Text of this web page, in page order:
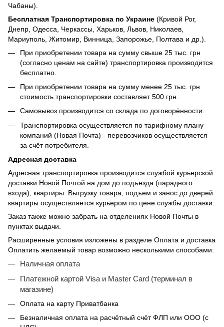
Чабаны).
Бесплатная Транспортировка по Украине (Кривой Рог,
Днепр, Одесса, Черкассы, Харьков, Львов, Николаев,
Мариуполь, Житомир, Винница, Запорожье, Полтава и др.).
При приобретении товара на сумму свыше 25 тыс. грн
(согласно ценам на сайте) транспортировка производится
бесплатно.
При приобретении товара на сумму менее 25 тыс. грн
стоимость транспортировки составляет 500 грн.
Самовывоз производится со склада по договорённости.
Транспортировка осуществляется по тарифному плану
компаний (Новая Почта) - перевозчиков осуществляется
за счёт потребителя.
Адресная доставка
Адресная транспортировка производится службой курьерской
доставки Новой Почтой на дом до подъезда (парадного
входа), квартиры. Выгрузку товара, подъем и занос до дверей
квартиры осуществляется курьером по цене службы доставки.
Заказ также можно забрать на отделениях Новой Почты в
пунктах выдачи.
Расширенные условия изложены в разделе Оплата и доставка
Оплатить желаемый товар возможно несколькими способами:
Наличная оплата
Платежной картой Visa и Master Card (терминал в
магазине)
Оплата на карту Приватбанка
Безналичная оплата на расчётный счёт ФЛП или ООО (с